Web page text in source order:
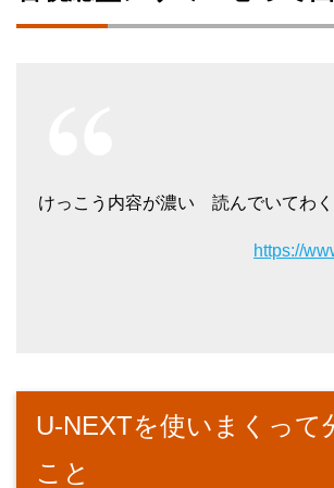
けっこう内容が濃い 読んでいてわ
https://
U-NEXTを使いまくって
こと